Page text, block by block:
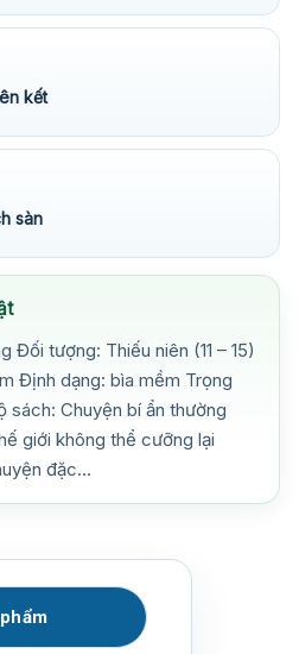
kết
sàn
Đối tượng: Thiếu niên (11 – 15)
Định dạng: bìa mềm Trọng
sách: Chuyện bí ẩn thường
giới không thể cưỡng lại
đặc…